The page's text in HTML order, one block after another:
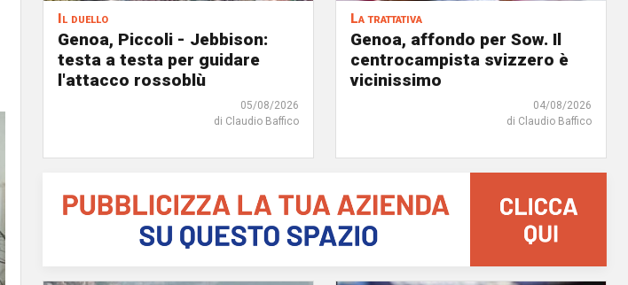
Il duello
Genoa, Piccoli - Jebbison:
testa a testa per guidare
l'attacco rossoblù
05/08/2026
di Claudio Baffico
La trattativa
Genoa, affondo per Sow. Il
centrocampista svizzero è
vicinissimo
04/08/2026
di Claudio Baffico